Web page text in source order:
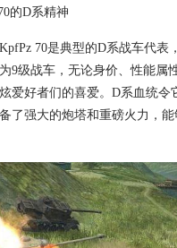
的D系精神
70是典型的D系战车代表
9级战车，无论身价、性能属
爱好者们的喜爱。D系血统令
了强大的炮塔和重磅火力，能